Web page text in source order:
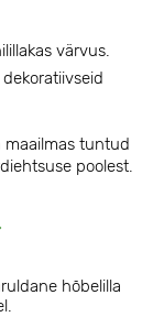
värvus.
maailmas tuntud
poolest.
hõbelilla